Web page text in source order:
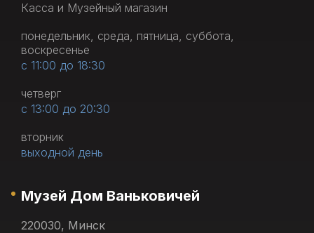
Касса и Музейный магазин
понедельник, среда, пятница, суббота,
воскресенье
с 11:00 до 18:30
четверг
с 13:00 до 20:30
вторник
выходной день
Музей Дом Ваньковичей
220030, Минск